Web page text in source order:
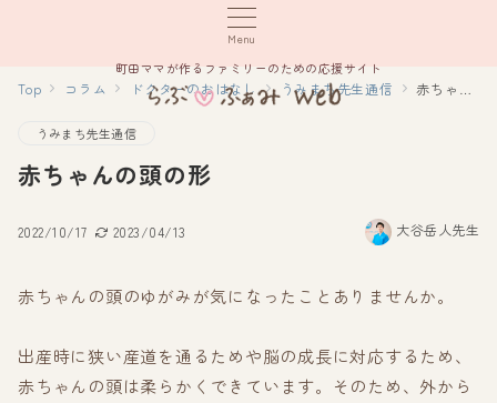
Menu
町田ママが作るファミリーのための応援サイト
Top コラム ドクターのおはなし うみまち先生通信 赤ちゃんの頭の形
うみまち先生通信
赤ちゃんの頭の形
2022/10/17 2023/04/13 大谷岳人先生
赤ちゃんの頭のゆがみが気になったことありませんか。
出産時に狭い産道を通るためや脳の成長に対応するため、
赤ちゃんの頭は柔らかくできています。そのため、外から